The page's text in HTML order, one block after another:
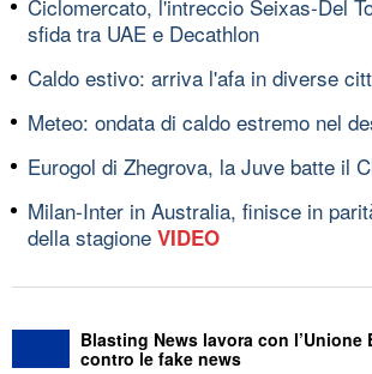
Ciclomercato, l'intreccio Seixas-Del
sfida tra UAE e Decathlon
Caldo estivo: arriva l'afa in diverse
Meteo: ondata di caldo estremo nel
Eurogol di Zhegrova, la Juve batte il
Milan-Inter in Australia, finisce in
della stagione VIDEO
Blasting News lavora con l’Unione
contro le fake news